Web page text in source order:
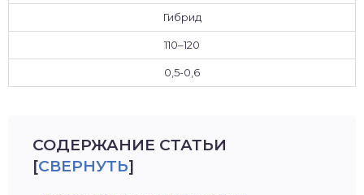
Гибрид
110–120
0,5-0,6
СОДЕРЖАНИЕ СТАТЬИ
[СВЕРНУТЬ]